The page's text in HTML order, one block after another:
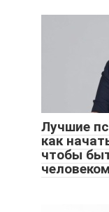
Лучшие
как
чтобы